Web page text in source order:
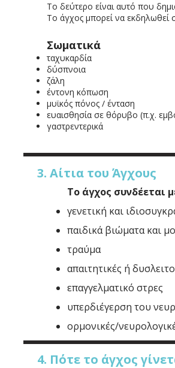
Το δεύτερο είναι αυτό που
Το άγχος μπορεί να εκδηλωθεί
Σωματικά
ταχυκαρδία
δύσπνοια
ζάλη
έντονη κόπωση
μυϊκός πόνος / ένταση
ευαισθησία σε θόρυβο (π.χ.
γαστρεντερικά
3. Αίτια του Άγχους
Το άγχος συνδέεται
γενετική και
παιδικά βιώματα και
τραύμα
απαιτητικές ή
επαγγελματικό στρες
υπερδιέγερση του
ορμονικές/
4. Πότε το άγχος